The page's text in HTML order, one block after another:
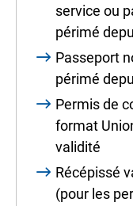
service ou
périmé
Passeport
périmé
Permis de
format
validité
Récépissé
(pour les